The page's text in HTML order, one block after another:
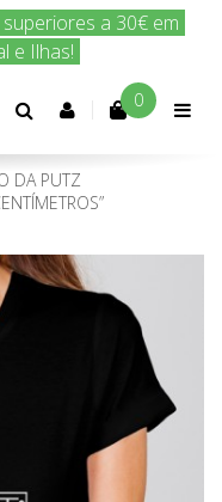
amanhã!
Conta 0
DA PUTZ